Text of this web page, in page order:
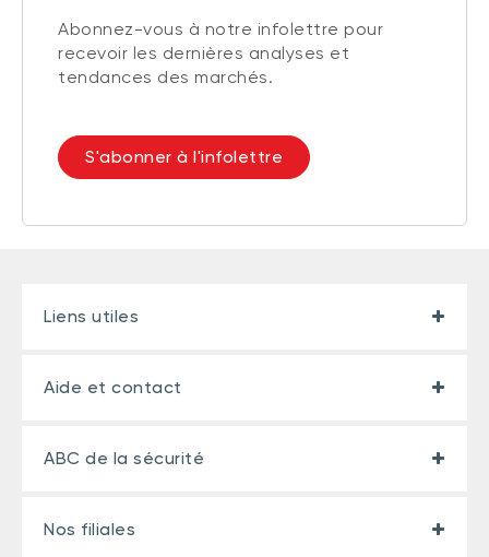
Abonnez-vous à notre infolettre pour
recevoir les dernières analyses et
tendances des marchés.
S'abonner à l'infolettre
Liens utiles
Aide et contact
ABC de la sécurité
Nos filiales